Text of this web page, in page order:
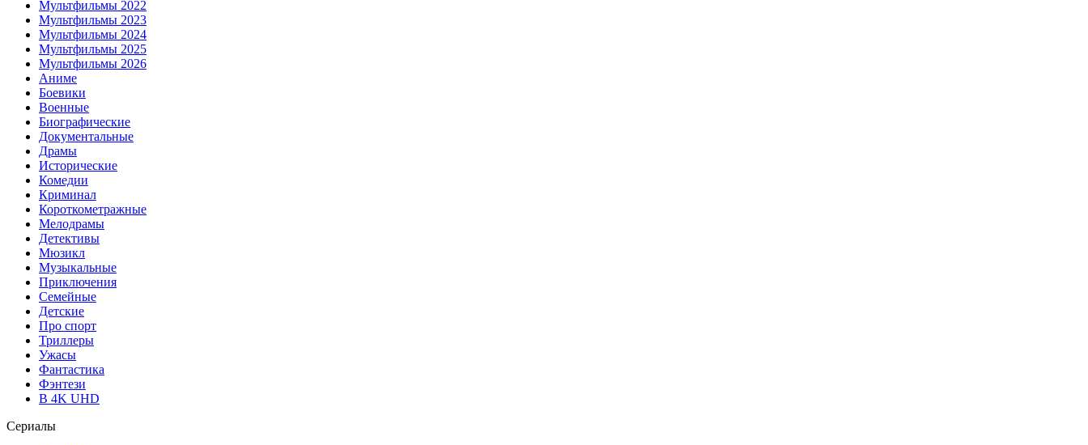
Мультфильмы 2022
Мультфильмы 2023
Мультфильмы 2024
Мультфильмы 2025
Мультфильмы 2026
Аниме
Боевики
Военные
Биографические
Документальные
Драмы
Исторические
Комедии
Криминал
Короткометражные
Мелодрамы
Детективы
Мюзикл
Музыкальные
Приключения
Семейные
Детские
Про спорт
Триллеры
Ужасы
Фантастика
Фэнтези
В 4K UHD
Сериалы